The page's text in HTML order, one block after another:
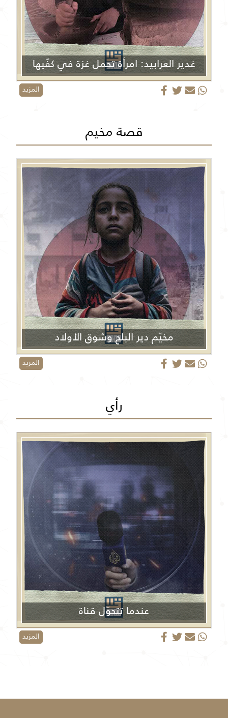
غدير العرابيد: امرأة تحمل غزة في كفّيها
المزيد
قصة مخيم
مخيّم دير البلح وشوق الأولاد
المزيد
رأي
عندما تتحوّل قناة
الجزيرة من منبر إعلامي إلى منصة دعائية
المزيد